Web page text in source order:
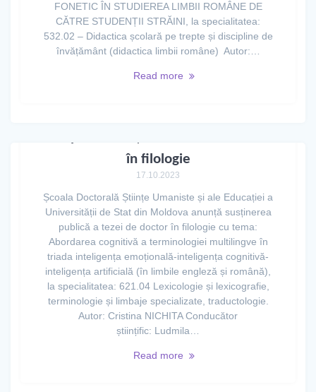
FONETIC ÎN STUDIEREA LIMBII ROMÂNE DE
CĂTRE STUDENȚII STRĂINI, la specialitatea:
532.02 – Didactica școlară pe trepte și discipline de
învățământ (didactica limbii române) Autor:…
Read more
în filologie
17.10.2023
Școala Doctorală Științe Umaniste și ale Educației a
Universității de Stat din Moldova anunță susținerea
publică a tezei de doctor în filologie cu tema:
Abordarea cognitivă a terminologiei multilingve în
triada inteligența emoțională-inteligența cognitivă-
inteligența artificială (în limbile engleză și română),
la specialitatea: 621.04 Lexicologie și lexicografie,
terminologie și limbaje specializate, traductologie.
Autor: Cristina NICHITA Conducător
științific: Ludmila…
Read more